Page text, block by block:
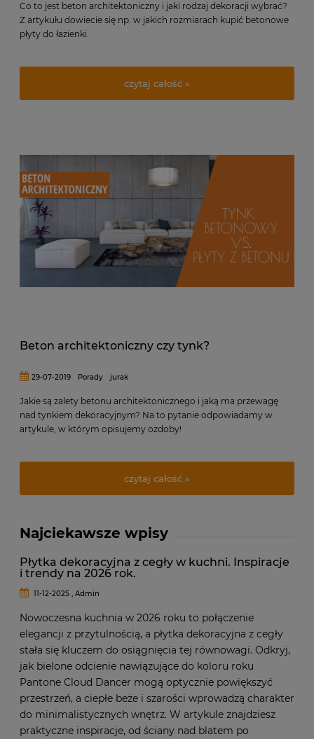
Co to jest beton architektoniczny i jaki rodzaj dekoracji wybrać?
Z artykułu dowiecie się np. w jakich rozmiarach kupić betonowe
płyty do łazienki.
czytaj całość »
Beton architektoniczny czy tynk?
29-07-2019 Porady jurak
Jakie są zalety betonu architektonicznego i jaką ma przewagę
nad tynkiem dekoracyjnym? Na to pytanie odpowiadamy w
artykule, w którym opisujemy ozdoby!
czytaj całość »
Najciekawsze wpisy
Płytka dekoracyjna z cegły w kuchni. Inspiracje
i trendy na 2026 rok.
11-12-2025 , Admin
Nowoczesna kuchnia w 2026 roku to połączenie
elegancji z przytulnością, a płytka dekoracyjna z cegły
stała się kluczem do osiągnięcia tej równowagi. Odkryj,
jak bielone odcienie nawiązujące do koloru roku
Pantone Cloud Dancer mogą optycznie powiększyć
przestrzeń, a ciepłe beże i szarości wprowadzą charakter
do minimalistycznych wnętrz. W artykule znajdziesz
praktyczne inspiracje, od ściany nad blatem po